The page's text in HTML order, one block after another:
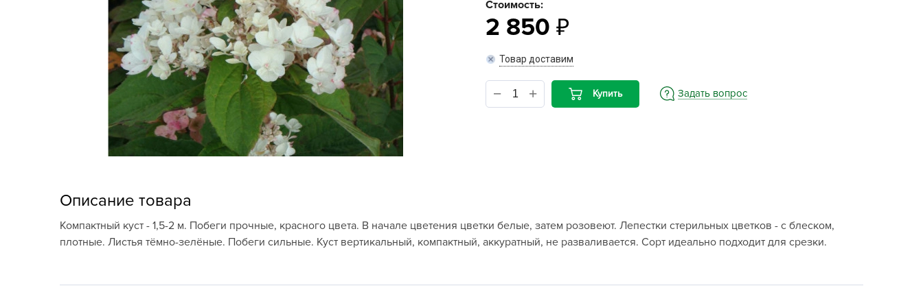
Кашпо, пластик,
керамика
Комнатные горшечные
растения
Консервация и
Лук-севок, чеснок
Новогодняя продукция
Подарочные карты
Dacha Group
Dr.Klaus
Green Boom
Стоимость:
2 850
Товар доставим
Купить Задать вопрос
Описание товара
Компактный куст - 1,5-2 м. Побеги прочные, красного цвета. В начале цветения цветки белые, затем розовеют. Лепестки стерильных цветков - с блеском,
плотные. Листья тёмно-зелёные. Побеги сильные. Куст вертикальный, компактный, аккуратный, не разваливается. Сорт идеально подходит для срезки.